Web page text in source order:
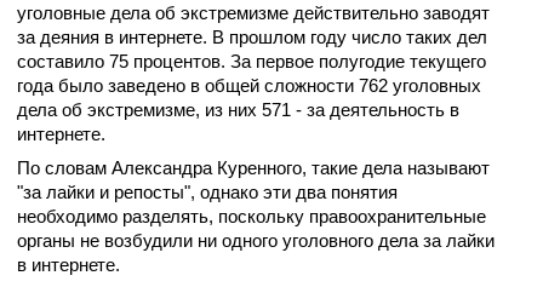
уголовные дела об экстремизме действительно заводят
за деяния в интернете. В прошлом году число таких дел
составило 75 процентов. За первое полугодие текущего
года было заведено в общей сложности 762 уголовных
дела об экстремизме, из них 571 - за деятельность в
интернете.
По словам Александра Куренного, такие дела называют
"за лайки и репосты", однако эти два понятия
необходимо разделять, поскольку правоохранительные
органы не возбудили ни одного уголовного дела за лайки
в интернете.